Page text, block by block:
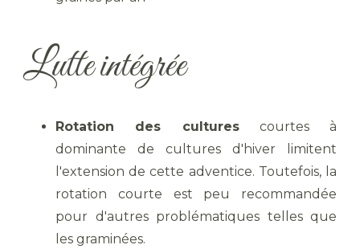
Lutte intégrée
Rotation des culturescourtes à
dominante de cultures d'hiver limitent
l'extension de cette adventice. Toutefois, la
rotation courte est peu recommandée
pour d'autres problématiques telles que
les graminées.